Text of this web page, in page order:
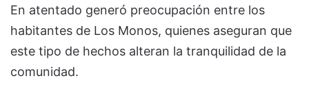
En atentado generó preocupación entre los
habitantes de Los Monos, quienes aseguran que
este tipo de hechos alteran la tranquilidad de la
comunidad.